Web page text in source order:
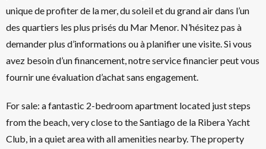
unique de profiter de la mer, du soleil et du grand air dans l’un
des quartiers les plus prisés du Mar Menor. N’hésitez pas à
demander plus d’informations ou à planifier une visite. Si vous
avez besoin d’un financement, notre service financier peut vous
fournir une évaluation d’achat sans engagement.
For sale: a fantastic 2-bedroom apartment located just steps
from the beach, very close to the Santiago de la Ribera Yacht
Club, in a quiet area with all amenities nearby. The property